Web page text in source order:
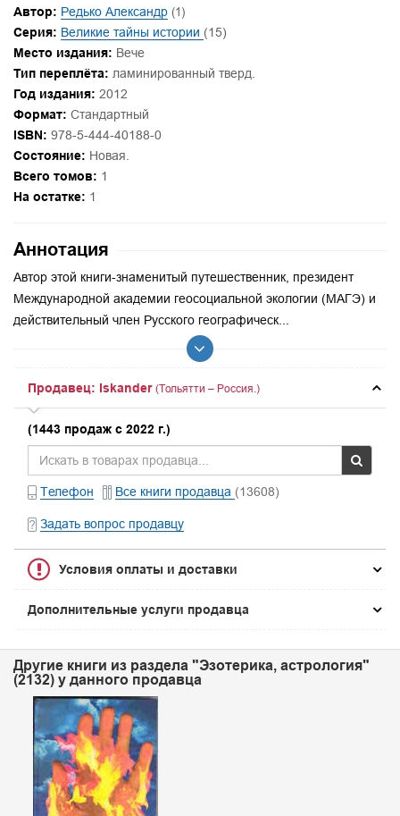
Автор: Редько Александр (1)
Серия: Великие тайны истории (15)
Место издания: Вече
Тип переплёта: ламинированный тверд.
Год издания: 2012
Формат: Стандартный
ISBN: 978-5-444-40188-0
Состояние: Новая.
Всего томов: 1
На остатке: 1
Аннотация
Автор этой книги-знаменитый путешественник, президент
Международной академии геосоциальной экологии (МАГЭ) и
действительный член Русского географическ...
Продавец: Iskander (Тольятти – Россия.)
(1443 продаж с 2022 г.)
Телефон Все книги продавца (13608)
Задать вопрос продавцу
Условия оплаты и доставки
Дополнительные услуги продавца
Другие книги из раздела "Эзотерика, астрология"
(2132) у данного продавца